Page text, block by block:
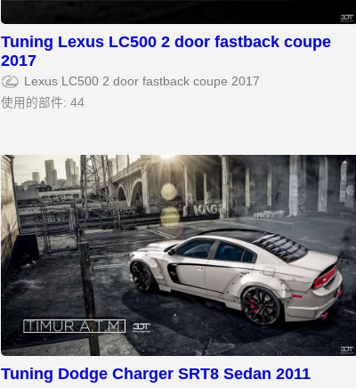
Tuning Lexus LC500 2 door fastback coupe
2017
Lexus LC500 2 door fastback coupe 2017
使用的部件: 44
Tuning Dodge Charger SRT8 Sedan 2011